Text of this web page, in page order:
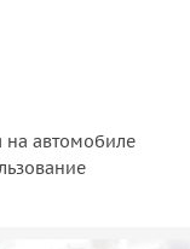
на автомобиле